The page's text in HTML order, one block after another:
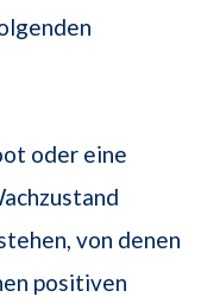
oder eine
von denen
positiven